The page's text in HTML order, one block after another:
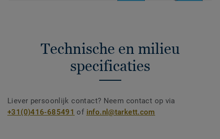
Technische en milieu
specificaties
Liever persoonlijk contact? Neem contact op via
+31(0)416-685491 of info.nl@tarkett.com